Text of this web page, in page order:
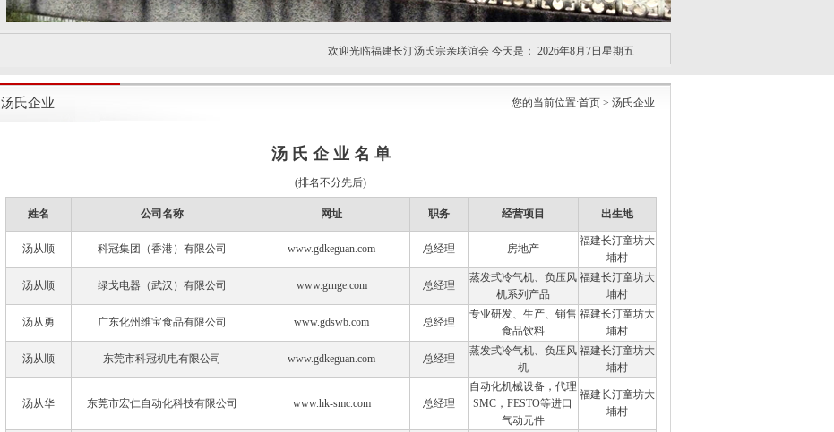
欢迎光临福建长汀汤氏宗亲联谊会 今天是： 2026年8月7日星期五
汤氏企业 您的当前位置:首页 > 汤氏企业
汤 氏 企 业 名 单
(排名不分先后)
姓名 公司名称 网址 职务 经营项目 出生地
汤从顺 科冠集团（香港）有限公司 www.gdkeguan.com 总经理 房地产
福建长汀童坊大
埔村
汤从顺 绿戈电器（武汉）有限公司 www.grnge.com 总经理
蒸发式冷气机、负压风
机系列产品
福建长汀童坊大
埔村
汤从勇 广东化州维宝食品有限公司 www.gdswb.com 总经理
专业研发、生产、销售
食品饮料
福建长汀童坊大
埔村
汤从顺 东莞市科冠机电有限公司 www.gdkeguan.com 总经理
蒸发式冷气机、负压风
机
福建长汀童坊大
埔村
汤从华 东莞市宏仁自动化科技有限公司 www.hk-smc.com 总经理
自动化机械设备，代理
SMC，FESTO等进口
气动元件
福建长汀童坊大
埔村